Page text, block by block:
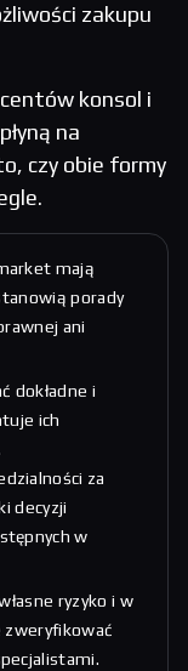
zakupu
konsol i
na
czy obie formy
mają
porady
ani
dokładne i
ich
za
decyzji
w
ryzyko i w